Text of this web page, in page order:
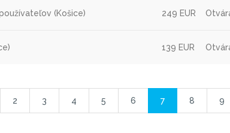
(Košice) 249 EUR
139 EUR
2 3 4 5 6 7 8 9